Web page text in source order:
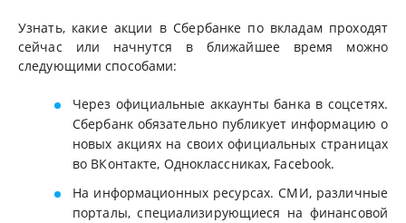
Узнать, какие акции в Сбербанке по вкладам проходят
сейчас или начнутся в ближайшее время можно
следующими способами:
Через официальные аккаунты банка в соцсетях.
Сбербанк обязательно публикует информацию о
новых акциях на своих официальных страницах
во ВКонтакте, Одноклассниках, Facebook.
На информационных ресурсах. СМИ, различные
порталы, специализирующиеся на финансовой